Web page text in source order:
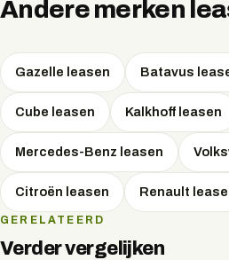
Andere merken
Gazelle leasen Batavus
Cube leasen Kalkhoff leasen
Mercedes-Benz leasen
Citroën leasen Renault
GERELATEERD
Verder vergelijken